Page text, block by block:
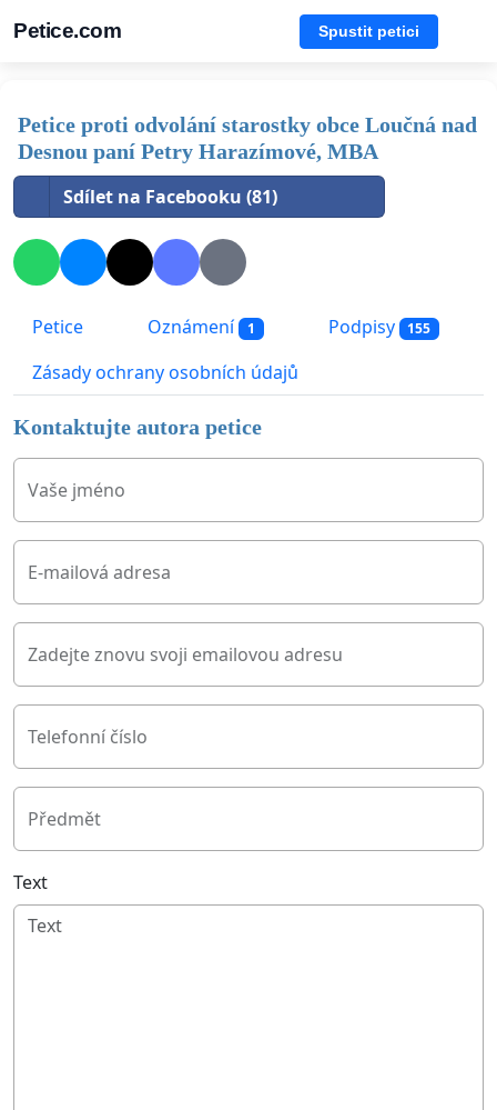
Petice.com Spustit petici
Petice proti odvolání starostky obce Loučná nad
Desnou paní Petry Harazímové, MBA
Sdílet na Facebooku (81)
Petice Oznámení 1 Podpisy 155
Zásady ochrany osobních údajů
Kontaktujte autora petice
Vaše jméno
E-mailová adresa
Zadejte znovu svoji emailovou adresu
Telefonní číslo
Předmět
Text